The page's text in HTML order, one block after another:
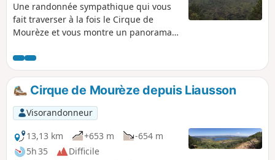
Une randonnée sympathique qui vous
fait traverser à la fois le Cirque de
Mourèze et vous montre un panorama
randonnée est susceptible d'être
interdite en fonction du niveau de
risque des incendies. Pensez à
consulter la carte.
Cirque de Mourèze depuis Liausson
Visorandonneur
13,13 km
+653 m
-654 m
5h 35
Difficile